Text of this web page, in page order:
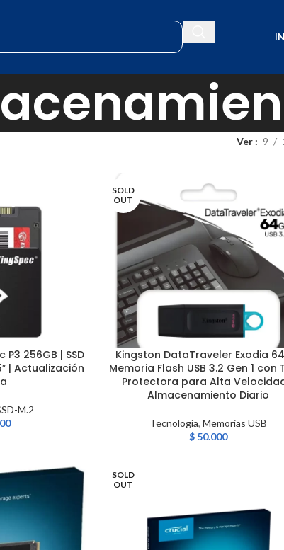
Ver 9
P3 256GB | SSD
| Actualización
M.2
SOLD
OUT
LEER MÁS
Kingston DataTraveler Exodia
Memoria Flash USB 3.2 Gen 1 con
Protectora para Alta
Almacenamiento Diario
Tecnología,Memorias USB
$ 50.000
SOLD
OUT